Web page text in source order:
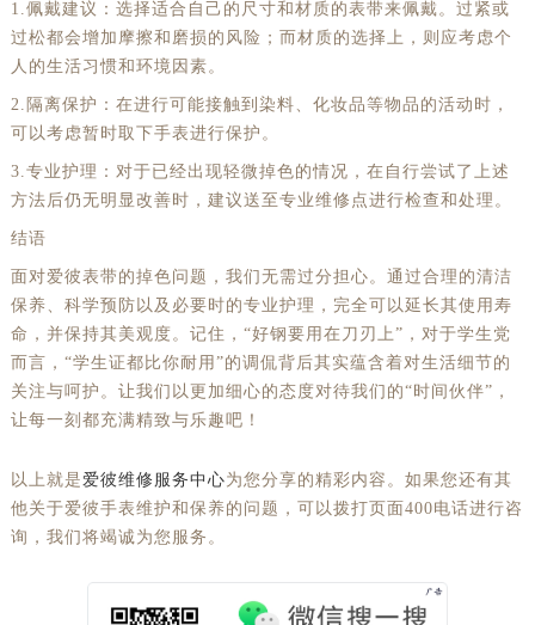
1.佩戴建议：选择适合自己的尺寸和材质的表带来佩戴。过紧或
过松都会增加摩擦和磨损的风险；而材质的选择上，则应考虑个
人的生活习惯和环境因素。
2.隔离保护：在进行可能接触到染料、化妆品等物品的活动时，
可以考虑暂时取下手表进行保护。
3.专业护理：对于已经出现轻微掉色的情况，在自行尝试了上述
方法后仍无明显改善时，建议送至专业维修点进行检查和处理。
结语
面对爱彼表带的掉色问题，我们无需过分担心。通过合理的清洁
保养、科学预防以及必要时的专业护理，完全可以延长其使用寿
命，并保持其美观度。记住，“好钢要用在刀刃上”，对于学生党
而言，“学生证都比你耐用”的调侃背后其实蕴含着对生活细节的
关注与呵护。让我们以更加细心的态度对待我们的“时间伙伴”，
让每一刻都充满精致与乐趣吧！
以上就是爱彼维修服务中心为您分享的精彩内容。如果您还有其
他关于爱彼手表维护和保养的问题，可以拨打页面400电话进行咨
询，我们将竭诚为您服务。